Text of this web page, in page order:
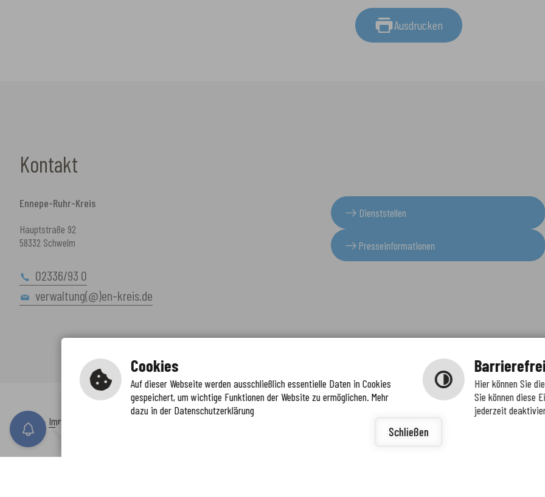
Ausdrucken
Kontakt
Ennepe-Ruhr-Kreis
Hauptstraße 92
58332 Schwelm
02336/93 0
verwaltung(@)en-kreis.de
Dienststellen
Presseinformationen
Inhalt - Impressum -
Immer auf dem neuesten Stand
www.enkreis.de möchte Ihnen Benachrichtigunge
Cookies
Auf dieser Webseite werden ausschließlich essentielle Daten in Cookies
gespeichert, um wichtige Funktionen der Website zu ermöglichen. Mehr
dazu in der Datenschutzerklärung
Hier können Sie
Sie können diese
jederzeit
Schließen